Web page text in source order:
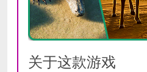
关于这款游戏